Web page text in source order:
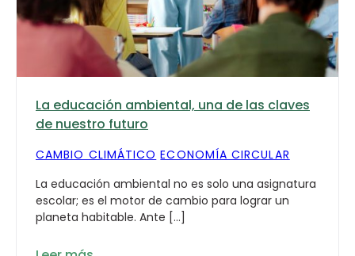
La educación ambiental, una de las claves
de nuestro futuro
CAMBIO CLIMÁTICO ECONOMÍA CIRCULAR
La educación ambiental no es solo una asignatura
escolar; es el motor de cambio para lograr un
planeta habitable. Ante […]